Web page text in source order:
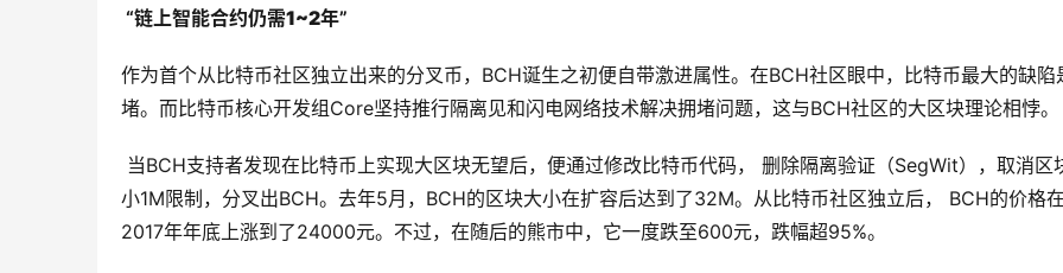
“链上智能合约仍需1~2年”
作为首个从比特币社区独立出来的分叉币，BCH诞生之初便自带激进属性。在BCH社区眼中，比特币最大的缺陷
堵。而比特币核心开发组Core坚持推行隔离见和闪电网络技术解决拥堵问题，这与BCH社区的大区块理论相悖。
当BCH支持者发现在比特币上实现大区块无望后，便通过修改比特币代码， 删除隔离验证（SegWit），取消区
小1M限制，分叉出BCH。去年5月，BCH的区块大小在扩容后达到了32M。从比特币社区独立后， BCH的价格在
2017年年底上涨到了24000元。不过，在随后的熊市中，它一度跌至600元，跌幅超95%。